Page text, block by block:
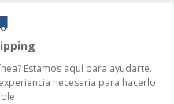
Estamos aquí para ayudarte.
necesaria para hacerlo